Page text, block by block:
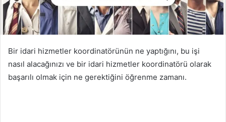
Bir idari hizmetler koordinatörünün ne yaptığını, bu işi
nasıl alacağınızı ve bir idari hizmetler koordinatörü olarak
başarılı olmak için ne gerektiğini öğrenme zamanı.